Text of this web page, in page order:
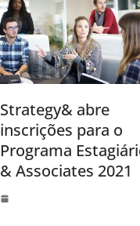
Strategy& abre
inscrições para o
Programa
& Associates 2021